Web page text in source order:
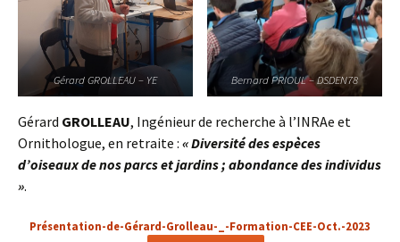
Gérard GROLLEAU – YE Bernard PRIOUL – DSDEN78
Gérard GROLLEAU, Ingénieur de recherche à l’INRAe et
Ornithologue, en retraite : « Diversité des espèces
d’oiseaux de nos parcs et jardins ; abondance des individus
».
Présentation-de-Gérard-Grolleau-_-Formation-CEE-Oct.-2023